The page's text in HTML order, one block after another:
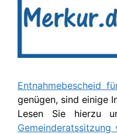
Entnahmebescheid
genügen, sind einige
Lesen Sie hierzu
Gemeinderatssitzung